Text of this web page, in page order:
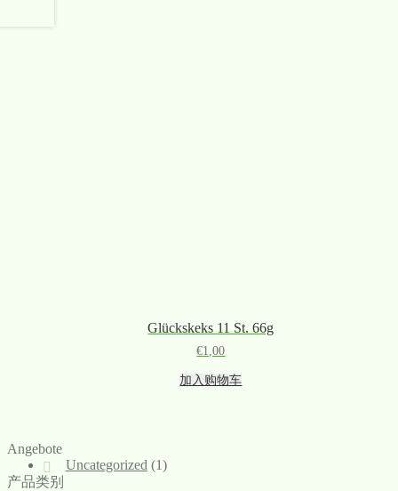
Glückskeks 11 St. 66g
€1,00
加入购物车
Angebote
Uncategorized (1)
产品类别